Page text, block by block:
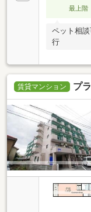
最上階
ペット相
行
賃貸マンション プ